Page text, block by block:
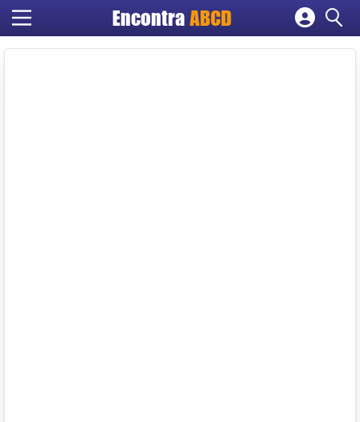
EncontraABCD
Cadastrar empresa